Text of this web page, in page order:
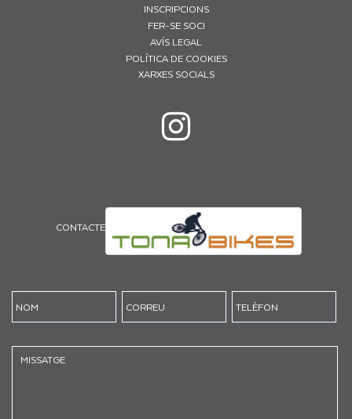
INSCRIPCIONS
FER-SE SOCI
AVÍS LEGAL
POLÍTICA DE COOKIES
XARXES SOCIALS
CONTACTE